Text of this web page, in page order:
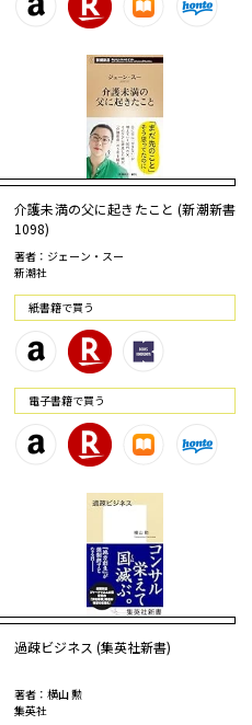
介護未満の父に起きたこと (新潮新書
1098)
著者：ジェーン・スー
新潮社
紙書籍で買う
電⼦書籍で買う
過疎ビジネス (集英社新書)
著者：横山 勲
集英社